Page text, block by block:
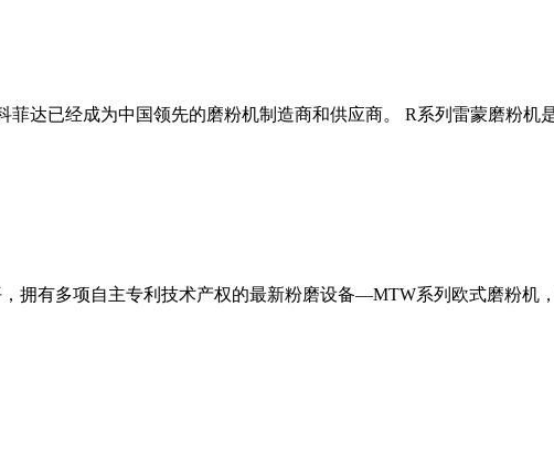
达已经成为中国领先的磨粉机制造商和供应商。 R系列雷蒙磨粉机
拥有多项自主专利技术产权的最新粉磨设备—MTW系列欧式磨粉机